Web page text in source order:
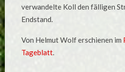
verwandelte Koll den fälligen
Endstand.
Von Helmut Wolf erschienen im
Tageblatt.